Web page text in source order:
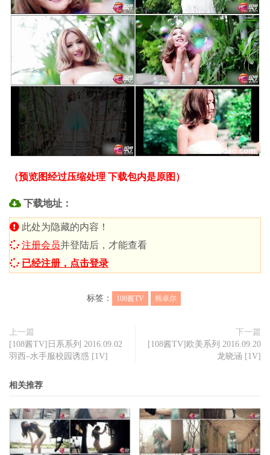
（预览图经过压缩处理 下载包内是原图）
下载地址：
此处为隐藏的内容！
注册会员并登陆后，才能查看
已经注册，点击登录
标签： 108酱TV 韩卓尔
上一篇
[108酱TV]日系系列 2016.09.02
羽西–水手服校园诱惑 [1V]
下一篇
[108酱TV]欧美系列 2016.09.20
龙晓涵 [1V]
相关推荐